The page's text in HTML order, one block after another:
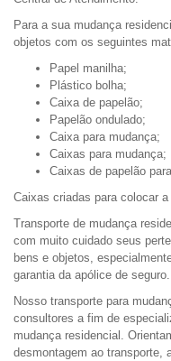
Para a sua mudança
objetos com os seguintes
Papel manilha;
Plástico bolha;
Caixa de papelão;
Papelão ondulado;
Caixa para mudança;
Caixas para mudança;
Caixas de papelão
Caixas criadas para colocar
Transporte de mudança
com muito cuidado seus
bens e objetos,
garantia da apólice de seguro.
Nosso transporte para
consultores a fim de
mudança residencial.
desmontagem ao transporte,